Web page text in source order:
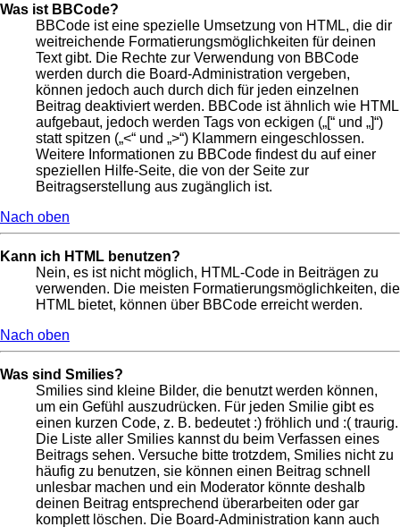
Was ist BBCode?
BBCode ist eine spezielle Umsetzung von HTML, die dir
weitreichende Formatierungsmöglichkeiten für deinen
Text gibt. Die Rechte zur Verwendung von BBCode
werden durch die Board-Administration vergeben,
können jedoch auch durch dich für jeden einzelnen
Beitrag deaktiviert werden. BBCode ist ähnlich wie HTML
aufgebaut, jedoch werden Tags von eckigen („[“ und „]“)
statt spitzen („<“ und „>“) Klammern eingeschlossen.
Weitere Informationen zu BBCode findest du auf einer
speziellen Hilfe-Seite, die von der Seite zur
Beitragserstellung aus zugänglich ist.
Nach oben
Kann ich HTML benutzen?
Nein, es ist nicht möglich, HTML-Code in Beiträgen zu
verwenden. Die meisten Formatierungsmöglichkeiten, die
HTML bietet, können über BBCode erreicht werden.
Nach oben
Was sind Smilies?
Smilies sind kleine Bilder, die benutzt werden können,
um ein Gefühl auszudrücken. Für jeden Smilie gibt es
einen kurzen Code, z. B. bedeutet :) fröhlich und :( traurig.
Die Liste aller Smilies kannst du beim Verfassen eines
Beitrags sehen. Versuche bitte trotzdem, Smilies nicht zu
häufig zu benutzen, sie können einen Beitrag schnell
unlesbar machen und ein Moderator könnte deshalb
deinen Beitrag entsprechend überarbeiten oder gar
komplett löschen. Die Board-Administration kann auch